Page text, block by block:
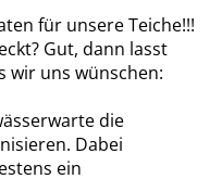
für unsere Teiche!!!
Gut, dann lasst
wir uns wünschen:
die
Dabei
ein